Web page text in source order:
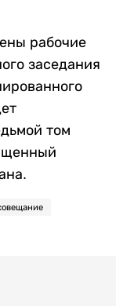
рабочие
заседания
том